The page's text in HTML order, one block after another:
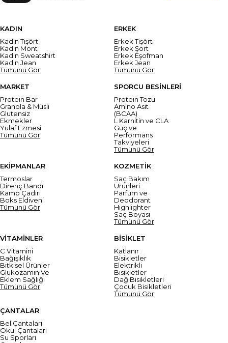
KADIN
Kadın Tişört
Kadın Mont
Kadın Sweatshirt
Kadın Jean
Tümünü Gör
ERKEK
Erkek Tişört
Erkek Şort
Erkek Eşofman
Erkek Jean
Tümünü Gör
MARKET
Protein Bar
Granola & Müsli
Glutensiz
Ekmekler
Yulaf Ezmesi
Tümünü Gör
SPORCU BESİNLERİ
Protein Tozu
Amino Asit
(BCAA)
L Karnitin ve CLA
Güç ve
Performans
Takviyeleri
Tümünü Gör
EKİPMANLAR
Termoslar
Direnç Bandı
Kamp Çadırı
Boks Eldiveni
Tümünü Gör
KOZMETİK
Saç Bakım
Ürünleri
Parfüm ve
Deodorant
Highlighter
Saç Boyası
Tümünü Gör
VİTAMİNLER
C Vitamini
Bağışıklık
Bitkisel Ürünler
Glukozamin Ve
Eklem Sağlığı
Tümünü Gör
BİSİKLET
Katlanır
Bisikletler
Elektrikli
Bisikletler
Dağ Bisikletleri
Çocuk Bisikletleri
Tümünü Gör
ÇANTALAR
Bel Çantaları
Okul Çantaları
Su Sporları